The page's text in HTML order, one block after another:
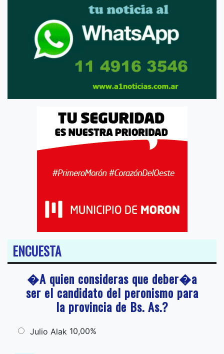
ENCUESTA
�A quien consideras que deber�a
ser el candidato del peronismo para
la provincia de Bs. As.?
Julio Alak 10,00%